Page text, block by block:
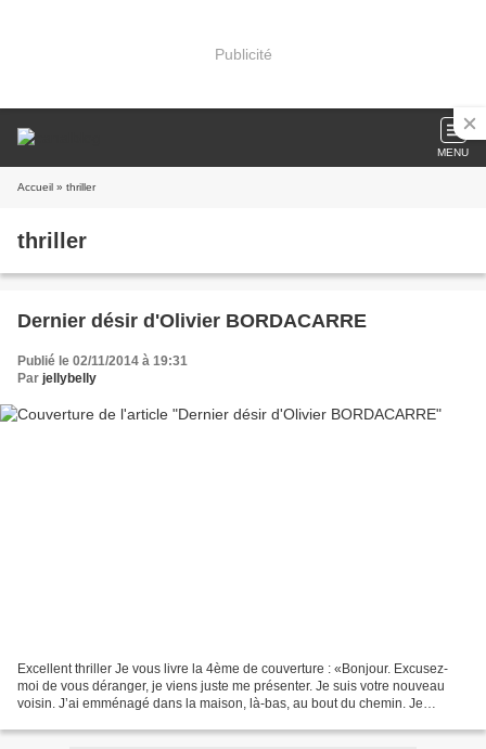
Publicité
MENU
Accueil » thriller
thriller
Dernier désir d'Olivier BORDACARRE
Publié le 02/11/2014 à 19:31
Par jellybelly
Excellent thriller Je vous livre la 4ème de couverture : «Bonjour. Excusez-
moi de vous déranger, je viens juste me présenter. Je suis votre nouveau
voisin. J’ai emménagé dans la maison, là-bas, au bout du chemin. Je